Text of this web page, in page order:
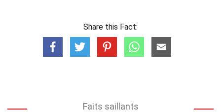
Share this Fact:
Faits saillants